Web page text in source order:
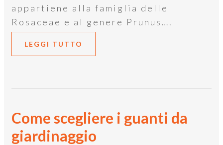
appartiene alla famiglia delle
Rosaceae e al genere Prunus….
LEGGI TUTTO
Come scegliere i guanti da
giardinaggio